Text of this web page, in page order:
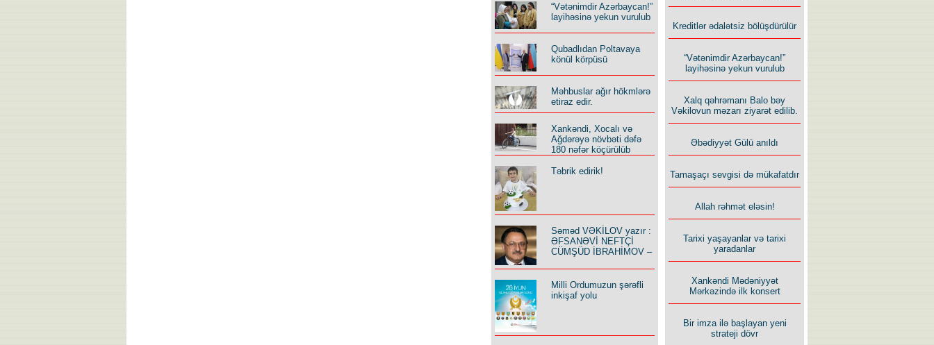
“Vətənimdir Azərbaycan!”
layihəsinə yekun vurulub
Qubadlıdan Poltavaya
könül körpüsü
Məhbuslar ağır hökmlərə
etiraz edir.
Xankəndi, Xocalı və
Ağdərəyə növbəti dəfə
180 nəfər köçürülüb
Təbrik edirik!
Səməd VƏKİLOV yazır :
ƏFSANƏVİ NEFTÇİ
CÜMŞÜD İBRAHİMOV –
Milli Ordumuzun şərəfli
inkişaf yolu
Kreditlər ədalətsiz bölüşdürülür
“Vətənimdir Azərbaycan!”
layihəsinə yekun vurulub
Xalq qəhrəmanı Balo bəy
Vəkilovun məzarı ziyarət edilib.
Əbədiyyət Gülü anıldı
Tamaşaçı sevgisi də mükafatdır
Allah rəhmət eləsin!
Tarixi yaşayanlar və tarixi
yaradanlar
Xankəndi Mədəniyyət
Mərkəzində ilk konsert
Bir imza ilə başlayan yeni
strateji dövr